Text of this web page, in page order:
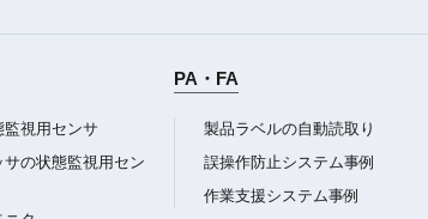
監視用センサ
の状態監視用セン
PA・FA
製品ラベルの自動読取り
誤操作防止システム事例
作業支援システム事例